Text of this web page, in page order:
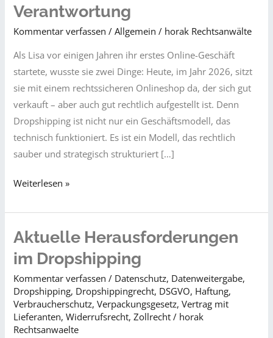
Verantwortung
Kommentar verfassen /Allgemein / horak Rechtsanwälte
Als Lisa vor einigen Jahren ihr erstes Online-Geschäft
startete, wusste sie zwei Dinge: Heute, im Jahr 2026, sitzt
sie mit einem rechtssicheren Onlineshop da, der sich gut
verkauft – aber auch gut rechtlich aufgestellt ist. Denn
Dropshipping ist nicht nur ein Geschäftsmodell, das
technisch funktioniert. Es ist ein Modell, das rechtlich
sauber und strategisch strukturiert […]
Dropshipping-
2026
–
Warenströmen,
Haftung
und
digitaler
Verantwortung
Weiterlesen »
Aktuelle Herausforderungen
im Dropshipping
Kommentar verfassen / Datenschutz, Datenweitergabe,
Dropshipping, Dropshippingrecht, DSGVO, Haftung,
Verbraucherschutz,Verpackungsgesetz,Vertrag mit
Lieferanten,Widerrufsrecht,Zollrecht / horak
Rechtsanwaelte